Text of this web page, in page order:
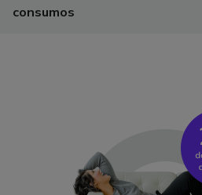
consumos